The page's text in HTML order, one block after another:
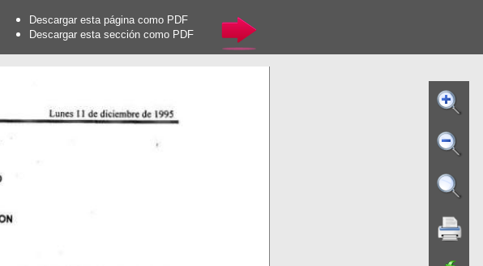
Descargar esta página como PDF
Descargar esta sección como PDF